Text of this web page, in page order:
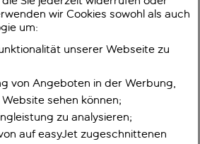
wir Cookies sowohl als auch
um:
unserer Webseite zu
von Angeboten in der Werbung,
sehen können;
zu analysieren;
auf easyJet zugeschnittenen